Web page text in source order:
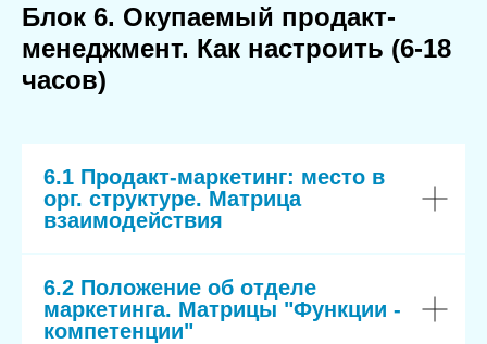
Блок 6. Окупаемый продакт-
менеджмент. Как настроить (6-18
часов)
6.1 Продакт-маркетинг: место в
орг. структуре. Матрица
взаимодействия
6.2 Положение об отделе
маркетинга. Матрицы "Функции -
компетенции"